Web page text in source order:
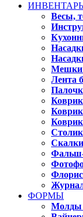
ИНВЕНТАРЬ
Весы,
Мешки
Лента
Скалки
ФОРМЫ
Молды